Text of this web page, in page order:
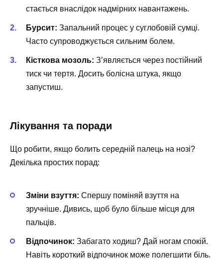
стається внаслідок надмірних навантажень.
Бурсит: Запальний процес у суглобовій сумці.
Часто супроводжується сильним болем.
Кісткова мозоль: З’являється через постійний
тиск чи тертя. Досить болісна штука, якщо
запустиш.
Лікування та поради
Що робити, якщо болить середній палець на нозі?
Декілька простих порад:
Зміни взуття: Спершу поміняй взуття на
зручніше. Дивись, щоб було більше місця для
пальців.
Відпочинок: Забагато ходиш? Дай ногам спокій.
Навіть короткий відпочинок може полегшити біль.